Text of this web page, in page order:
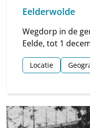
Eelderwolde
Wegdorp in de
Eelde, tot 1
noorden van
van de stad
Locatie